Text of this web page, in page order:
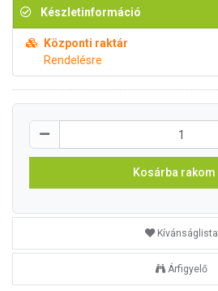
Készletinformáció
Központi raktár
Rendelésre
Kosárba rakom
Kívánságlista
Árfigyelő